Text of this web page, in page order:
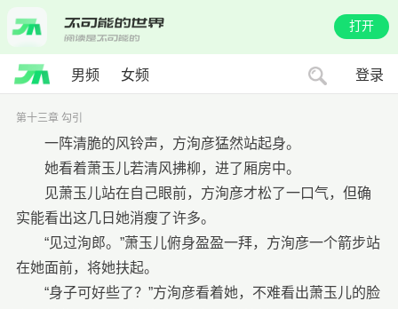
打开
男频 女频 登录
第十三章 勾引
一阵清脆的风铃声，方洵彦猛然站起身。
她看着萧玉儿若清风拂柳，进了厢房中。
见萧玉儿站在自己眼前，方洵彦才松了一口气，但确
实能看出这几日她消瘦了许多。
“见过洵郎。”萧玉儿俯身盈盈一拜，方洵彦一个箭步站
在她面前，将她扶起。
“身子可好些了？”方洵彦看着她，不难看出萧玉儿的脸